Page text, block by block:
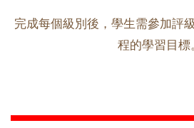
完成每個級別後，學生需參加評
程的學習目標。